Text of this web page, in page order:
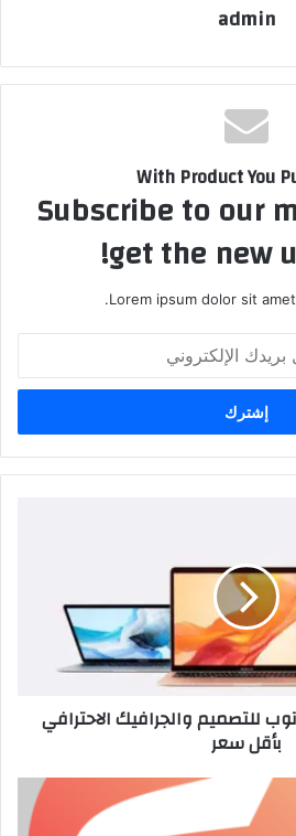
admin
With Product You
Subscribe to our
get the new
Lorem ipsum dolor sit
للتصميم والجرافيك الاحترافي
بأقل سعر